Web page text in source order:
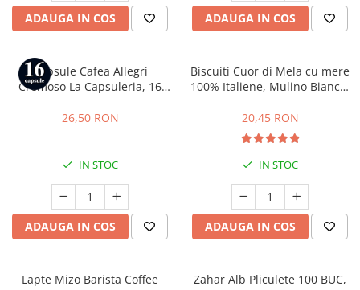
ADAUGA IN COS ADAUGA IN COS
Capsule Cafea Allegri
Cremoso La Capsuleria, 16
Lavazza a Modo Mio
26,50 RON
IN STOC
ADAUGA IN COS
Biscuiti Cuor di Mela cu mere
100% Italiene, Mulino Bianco,
20,45 RON
IN STOC
ADAUGA IN COS
Lapte Mizo Barista Coffee
Zahar Alb Pliculete 100 BUC,